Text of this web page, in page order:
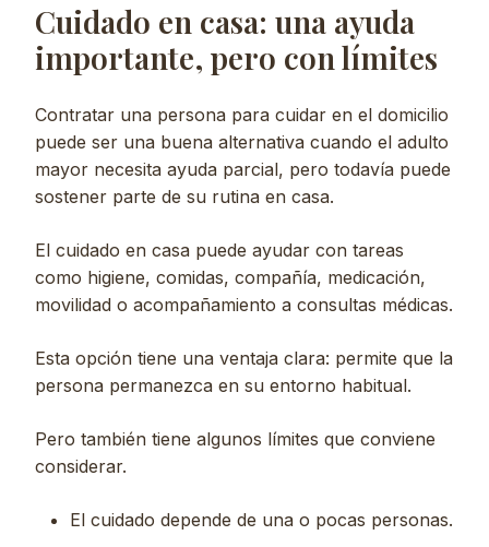
Cuidado en casa: una ayuda
importante, pero con límites
Contratar una persona para cuidar en el domicilio
puede ser una buena alternativa cuando el adulto
mayor necesita ayuda parcial, pero todavía puede
sostener parte de su rutina en casa.
El cuidado en casa puede ayudar con tareas
como higiene, comidas, compañía, medicación,
movilidad o acompañamiento a consultas médicas.
Esta opción tiene una ventaja clara: permite que la
persona permanezca en su entorno habitual.
Pero también tiene algunos límites que conviene
considerar.
El cuidado depende de una o pocas personas.